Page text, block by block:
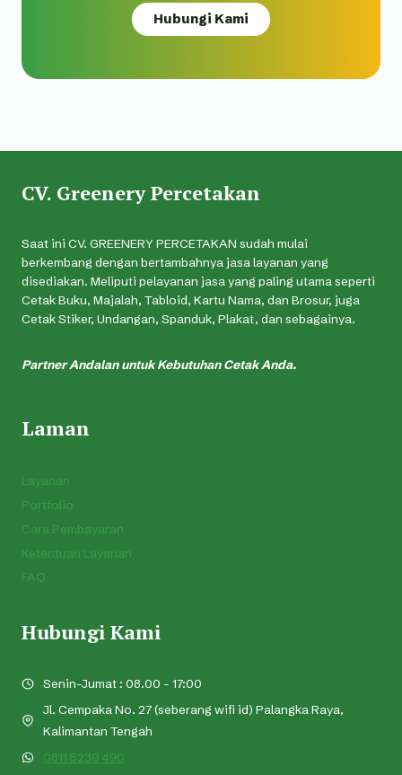
Hubungi Kami
CV. Greenery Percetakan
Saat ini CV. GREENERY PERCETAKAN sudah mulai
berkembang dengan bertambahnya jasa layanan yang
disediakan. Meliputi pelayanan jasa yang paling utama seperti
Cetak Buku, Majalah, Tabloid, Kartu Nama, dan Brosur, juga
Cetak Stiker, Undangan, Spanduk, Plakat, dan sebagainya.
Partner Andalan untuk Kebutuhan Cetak Anda.
Laman
Layanan
Portfolio
Cara Pembayaran
Ketentuan Layanan
FAQ
Hubungi Kami
Senin-Jumat : 08.00 - 17:00
Jl. Cempaka No. 27 (seberang wifi id) Palangka Raya,
Kalimantan Tengah
0811 5239 490